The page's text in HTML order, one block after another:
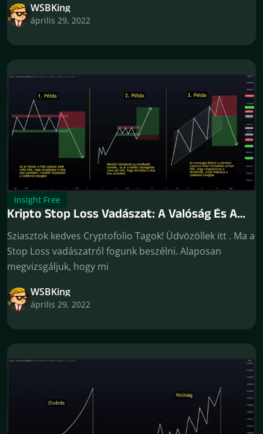
WSBKing
április 29, 2022
Insight Free
Kripto Stop Loss Vadászat: A Valóság És A
Logikája
Sziasztok kedves Cryptofolio Tagok! Üdvözöllek itt . Ma a
Stop Loss vadászatról fogunk beszélni. Alaposan
megvizsgáljuk, hogy mi
WSBKing
április 29, 2022